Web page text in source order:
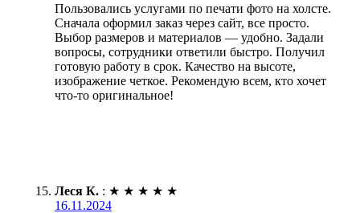
Пользовались услугами по печати фото на холсте.
Сначала оформил заказ через сайт, все просто.
Выбор размеров и материалов — удобно. Задали
вопросы, сотрудники ответили быстро. Получил
готовую работу в срок. Качество на высоте,
изображение четкое. Рекомендую всем, кто хочет
что-то оригинальное!
Леся К. : ★ ★ ★ ★ ★
16.11.2024